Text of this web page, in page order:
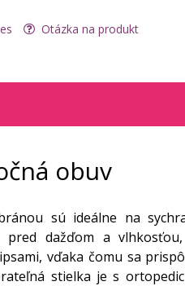
Otázka na produkt
obuv
sú ideálne na
pred dažďom a
vďaka čomu sa
stielka je s